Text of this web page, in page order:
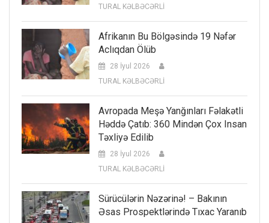
TURAL KƏLBƏCƏRLİ
Afrikanın Bu Bölgəsində 19 Nəfər
Aclıqdan Ölüb
28 İyul 2026
TURAL KƏLBƏCƏRLİ
Avropada Meşə Yanğınları Fəlakətli
Həddə Çatıb: 360 Mindən Çox Insan
Təxliyə Edilib
28 İyul 2026
TURAL KƏLBƏCƏRLİ
Sürücülərin Nəzərinə! – Bakının
Əsas Prospektlərində Tıxac Yaranıb